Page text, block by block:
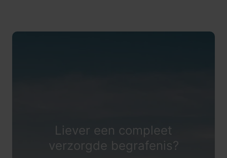
Liever een compleet
verzorgde begrafenis?